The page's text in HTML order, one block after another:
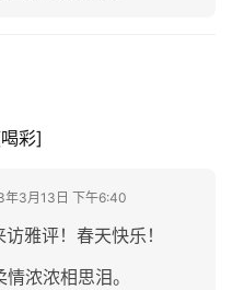
彩]
年3月13日 下午6:40
雅评！春天快乐！
浓浓相思泪。